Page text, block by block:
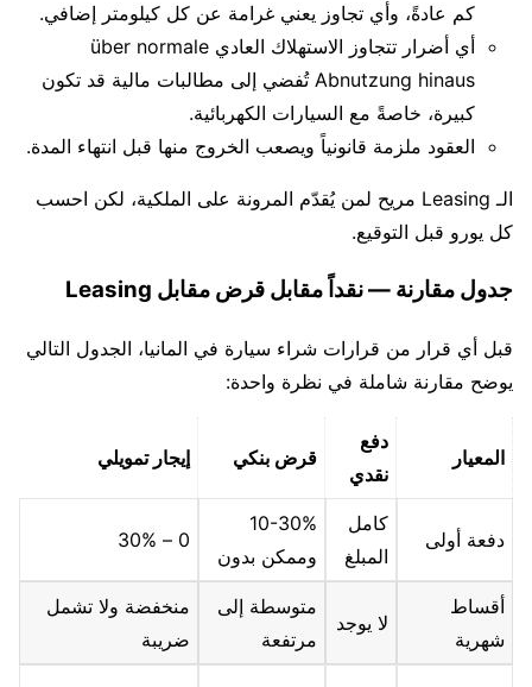
كم عادةً، وأي تجاوز يعني غرامة عن كل كيلومتر إضافي.
أي أضرار تتجاوز الاستهلاك العادي über normale
Abnutzung hinaus تُفضي إلى مطالبات مالية قد تكون
كبيرة، خاصةً مع السيارات الكهربائية.
العقود ملزمة قانونياً ويصعب الخروج منها قبل انتهاء المدة.
الـ Leasing مريح لمن يُقدّم المرونة على الملكية، لكن احسب
كل يورو قبل التوقيع.
جدول مقارنة — نقداً مقابل قرض مقابل Leasing
قبل أي قرار من قرارات شراء سيارة في المانيا، الجدول التالي
يوضح مقارنة شاملة في نظرة واحدة:
المعيار
دفع
نقدي
قرض بنكي إيجار تمويلي
دفعة أولى
كامل
المبلغ
10-30%
وممكن بدون
0 – 30%
أقساط
شهرية
لا يوجد
متوسطة إلى
مرتفعة
منخفضة ولا تشمل
ضريبة